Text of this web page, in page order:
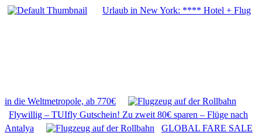
Urlaub in New York: **** Hotel + Flug
in die Weltmetropole, ab 770€
Flywillig – TUIfly Gutschein! Zu zweit 80€ sparen – Flüge nach
Antalya
GLOBAL FARE SALE